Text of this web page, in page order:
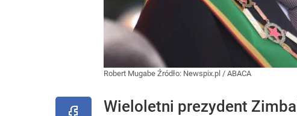
Robert Mugabe Źródło: Newspix.pl / ABACA
Wieloletni prezydent